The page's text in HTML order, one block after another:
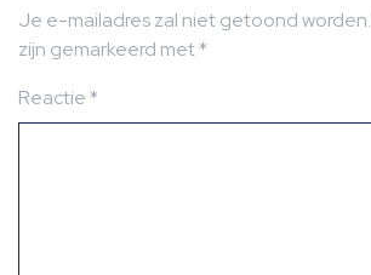
Je e-mailadres zal niet getoond worden.
zijn gemarkeerd met*
Reactie*